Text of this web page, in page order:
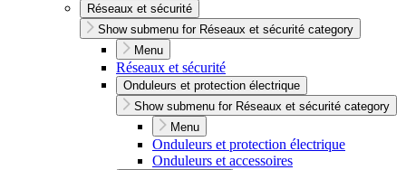
Réseaux et sécurité
Show submenu for Réseaux et sécurité category
Menu
Réseaux et sécurité
Onduleurs et protection électrique
Show submenu for Réseaux et sécurité category
Menu
Onduleurs et protection électrique
Onduleurs et accessoires